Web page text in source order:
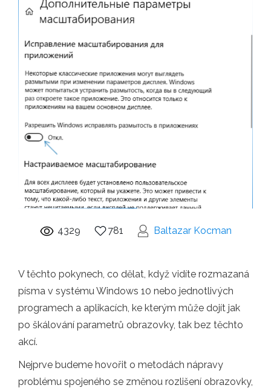
4329 781 Baltazar Kocman
V těchto pokynech, co dělat, když vidíte rozmazaná
písma v systému Windows 10 nebo jednotlivých
programech a aplikacích, ke kterým může dojít jak
po škálování parametrů obrazovky, tak bez těchto
akcí.
Nejprve budeme hovořit o metodách nápravy
problému spojeného se změnou rozlišení obrazovky,